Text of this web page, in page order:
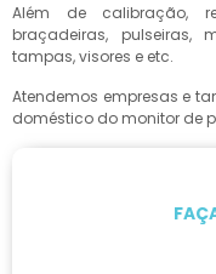
Além de calibração,
braçadeiras, pulseiras,
tampas, visores e etc.
Atendemos empresas e
doméstico do monitor de